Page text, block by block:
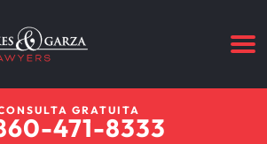
GRATUITA
471-8333